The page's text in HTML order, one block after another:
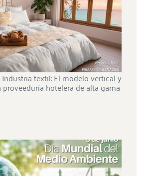
textil: El modelo vertical y
hotelera de alta gama